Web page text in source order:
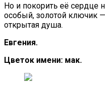
Но и покорить её сердце
особый, золотой ключик
открытая душа.
Евгения.
Цветок имени: мак.